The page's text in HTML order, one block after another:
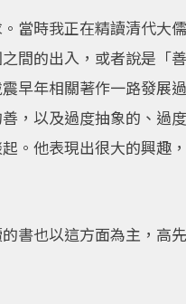
當時我正在精讀清代大
間的出入，或者說是「
早年相關著作一路發展
，以及過度抽象的、過
。他表現出很大的興趣
書也以這方面為主，高